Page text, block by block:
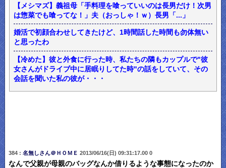
【メシマズ】義祖母「手料理を喰っていいのは長男だけ！次男
は惣菜でも喰ってな！」夫（おっしゃ！ｗ）長男「...」
婚活で初顔合わせしてきたけど、1時間話した時間も勿体無い
と思ったわ
【冷めた】彼と外食に行った時、私たちの隣もカップルで"彼
女さんがドライブ中に居眠りしてた時"の話をしていて、その
会話を聞いた私の彼が・・・
384 : 名無しさん＠ＨＯＭＥ 2013/06/16(日) 09:31:17.00 0
なんで父親が母親のバッグなんか借りるような事態になったのか